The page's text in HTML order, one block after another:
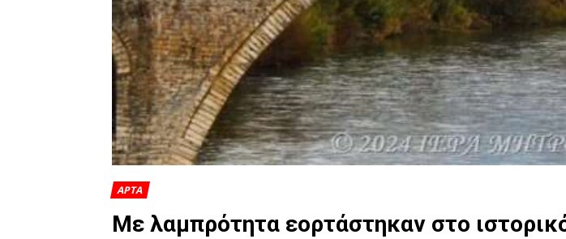
ΑΡΤΑ
Με λαμπρότητα εορτάστηκαν στο